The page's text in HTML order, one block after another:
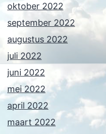
oktober 2022
september 2022
augustus 2022
juli 2022
juni 2022
mei 2022
april 2022
maart 2022